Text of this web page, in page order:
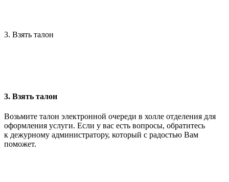
3. Взять талон
3. Взять талон
Возьмите талон электронной очереди в холле отделения для
оформления услуги. Если у вас есть вопросы, обратитесь
к дежурному администратору, который с радостью Вам
поможет.